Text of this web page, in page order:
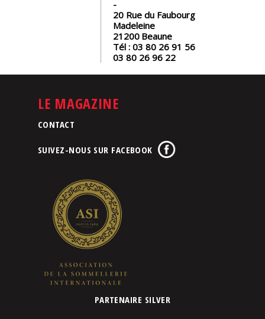
20 Rue du Faubourg
Madeleine
21200 Beaune
Tél : 03 80 26 91 56
03 80 26 96 22
LE MAGAZINE
CONTACT
SUIVEZ-NOUS SUR FACEBOOK
PARTENAIRE SILVER